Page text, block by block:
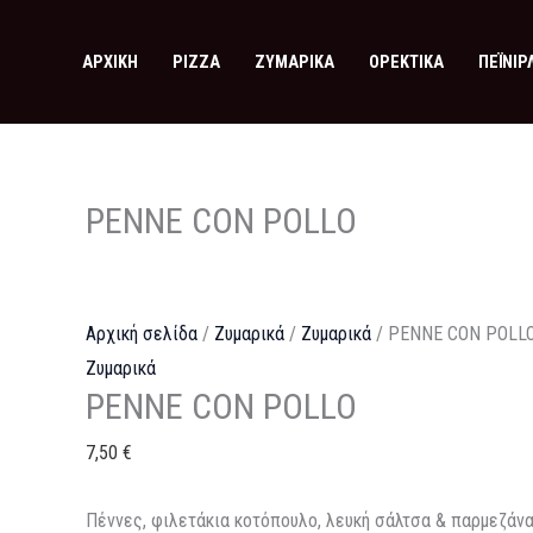
ΑΡΧΙΚΉ PIZZA ΖΥΜΑΡΙΚΆ ΟΡΕΚΤΙΚΆ
PENNE CON POLLO
Αρχική σελίδα / Ζυμαρικά / Ζυμαρικά / PENNE CON
Ζυμαρικά
PENNE CON POLLO
7,50 €
Πέννες, φιλετάκια κοτόπουλο, λευκή σάλτσα &